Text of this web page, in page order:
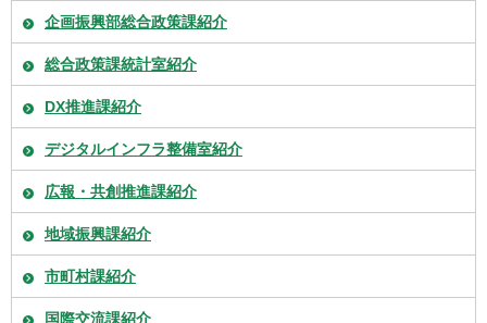
企画振興部総合政策課紹介
総合政策課統計室紹介
DX推進課紹介
デジタルインフラ整備室紹介
広報・共創推進課紹介
地域振興課紹介
市町村課紹介
国際交流課紹介